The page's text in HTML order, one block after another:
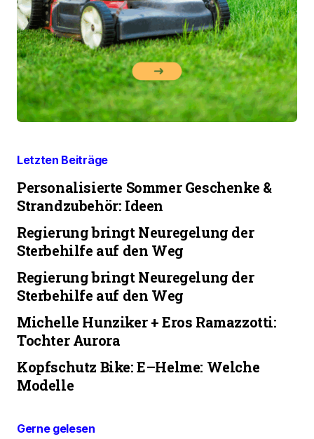
Letzten Beiträge
Personalisierte Sommer Geschenke &
Strandzubehör: Ideen
Regierung bringt Neuregelung der
Sterbehilfe auf den Weg
Regierung bringt Neuregelung der
Sterbehilfe auf den Weg
Michelle Hunziker + Eros Ramazzotti:
Tochter Aurora
Kopfschutz Bike: E–Helme: Welche
Modelle
Gerne gelesen